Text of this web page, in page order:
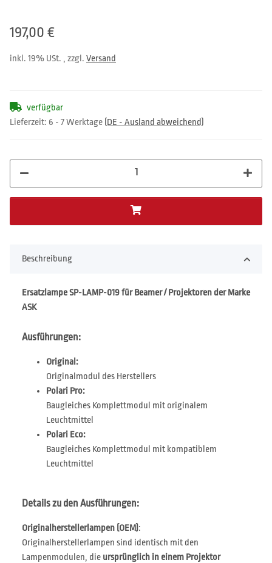
197,00 €
inkl. 19% USt. , zzgl. Versand
verfügbar
Lieferzeit: 6 - 7 Werktage (DE - Ausland abweichend)
Beschreibung
Ersatzlampe SP-LAMP-019 für Beamer / Projektoren der Marke
ASK
Ausführungen:
Original:
Originalmodul des Herstellers
Polari Pro:
Baugleiches Komplettmodul mit originalem
Leuchtmittel
Polari Eco:
Baugleiches Komplettmodul mit kompatiblem
Leuchtmittel
Details zu den Ausführungen:
Originalherstellerlampen (OEM):
Originalherstellerlampen sind identisch mit den
Lampenmodulen, die ursprünglich in einem Projektor